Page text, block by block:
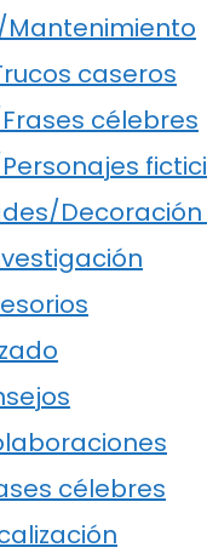
caseros
célebres
célebres